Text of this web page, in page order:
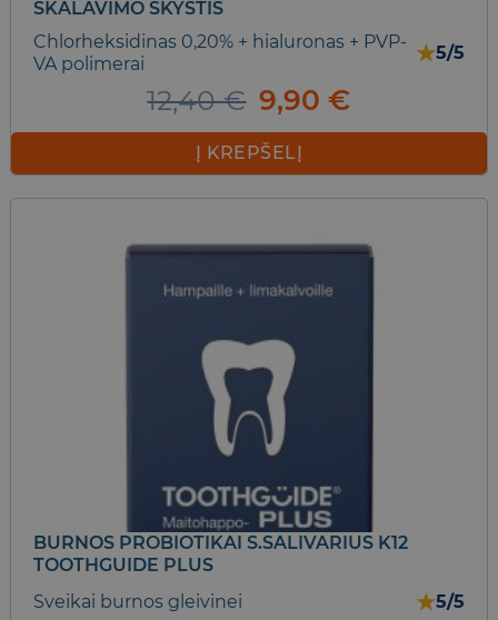
SKALAVIMO SKYSTIS
Chlorheksidinas 0,20% + hialuronas + PVP-
VA polimerai
★5/5
12,40€ Original
price
was:
12,40 €.
9,90€Current
price
9,90 €.
Į KREPŠELĮ
BURNOS PROBIOTIKAI S.SALIVARIUS K12
TOOTHGUIDE PLUS
Sveikai burnos gleivinei
★5/5